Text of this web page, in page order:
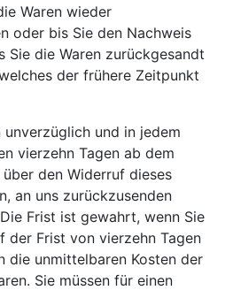
Waren wieder
oder bis Sie den Nachweis
Sie die Waren zurückgesandt
der frühere Zeitpunkt
unverzüglich und in jedem
vierzehn Tagen ab dem
den Widerruf dieses
an uns zurückzusenden
Frist ist gewahrt, wenn Sie
der Frist von vierzehn Tagen
die unmittelbaren Kosten der
Sie müssen für einen